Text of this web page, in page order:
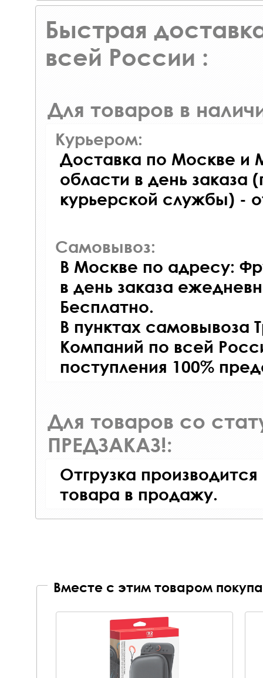
Быстрая
всей России :
Для товаров в
Курьером:
Доставка по Москве и
области в день заказа
курьерской службы) -
Самовывоз:
В Москве по адресу:
в день заказа
Бесплатно.
В пунктах самовывоза
Компаний по всей
поступления 100%
Для товаров со
ПРЕДЗАКАЗ!:
Отгрузка
товара в продажу.
Вместе с этим товаром